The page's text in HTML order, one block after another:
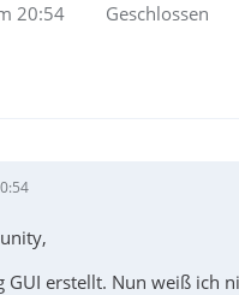
20:54 Geschlossen
GUI erstellt. Nun weiß ich